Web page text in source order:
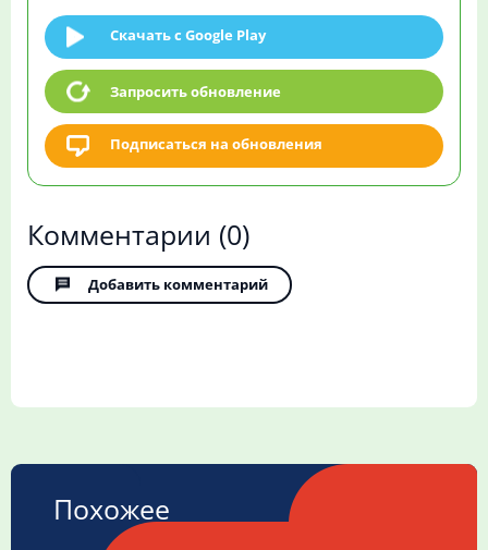
Скачать c Google Play
Запросить обновление
Подписаться на обновления
Комментарии (0)
Добавить комментарий
Похожее